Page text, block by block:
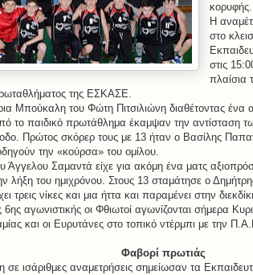
κορυφής.
Η
στο
στις
πλαίσια
της ΕΣΚΑΣΕ.
Μπούκαλη του Φώτη Πιτσιλιώνη διαθέτοντας ένα
το παιδικό πρωτάθλημα έκαμψαν την αντίσταση
Πρώτος σκόρερ τους με 13 ήταν ο Βασίλης
την «κούρσα» του ομίλου.
Άγγελου Σαμαντά είχε για ακόμη ένα ματς
λήξη του ημιχρόνου. Στους 13 σταμάτησε ο
τρεις νίκες και μια ήττα και παραμένει στην
6ης αγωνιστικής οι Φθιωτοί αγωνίζονται σήμερα
και οι Ευρυτάνες στο τοπικό ντέρμπι με την
Φαβορί πρωτιάς
σε ισάριθμες αναμετρήσεις σημείωσαν τα